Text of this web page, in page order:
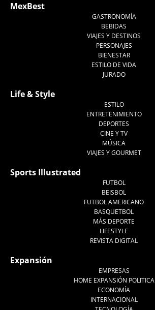
MexBest
GASTRONOMÍA
BEBIDAS
VIAJES Y DESTINOS
PERSONAJES
BIENESTAR
ESTILO DE VIDA
JURADO
Life & Style
ESTILO
ENTRETENIMIENTO
DEPORTES
CINE Y TV
MÚSICA
VIAJES Y GOURMET
Sports Illustrated
FUTBOL
BEISBOL
FUTBOL AMERICANO
BASQUETBOL
MÁS DEPORTE
LIFESTYLE
REVISTA DIGITAL
Expansión
EMPRESAS
HOME EXPANSIÓN POLITICA
ECONOMÍA
INTERNACIONAL